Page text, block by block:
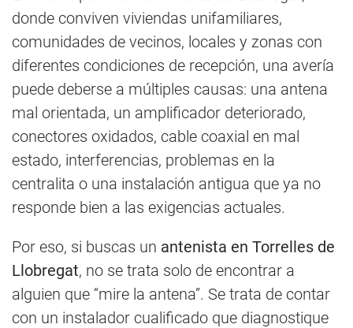
donde conviven viviendas unifamiliares,
comunidades de vecinos, locales y zonas con
diferentes condiciones de recepción, una avería
puede deberse a múltiples causas: una antena
mal orientada, un amplificador deteriorado,
conectores oxidados, cable coaxial en mal
estado, interferencias, problemas en la
centralita o una instalación antigua que ya no
responde bien a las exigencias actuales.
Por eso, si buscas un antenista en Torrelles de
Llobregat, no se trata solo de encontrar a
alguien que “mire la antena”. Se trata de contar
con un instalador cualificado que diagnostique